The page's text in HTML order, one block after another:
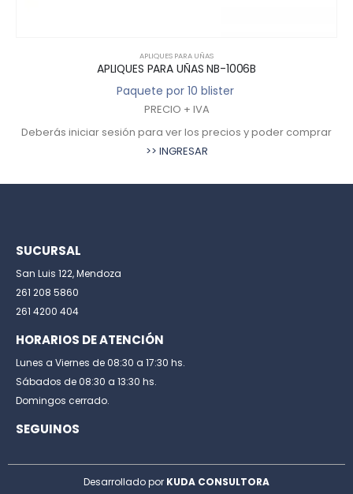
APLIQUES PARA UÑAS
APLIQUES PARA UÑAS NB-1006B
Paquete por 10 blister
PRECIO + IVA
Deberás iniciar sesión para ver los precios y poder comprar
>> INGRESAR
SUCURSAL
San Luis 122, Mendoza
261 208 5860
261 4200 404
HORARIOS DE ATENCIÓN
Lunes a Viernes de 08:30 a 17:30 hs.
Sábados de 08:30 a 13:30 hs.
Domingos cerrado.
SEGUINOS
Desarrollado por KUDA CONSULTORA